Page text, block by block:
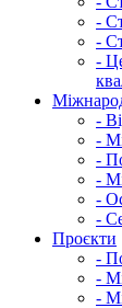
-
-
-
-
-
-
-
-
-
Проєкти
-
-
-